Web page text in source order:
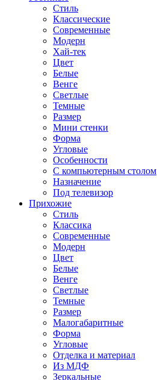
Стиль
Классические
Современные
Модерн
Хай-тек
Цвет
Белые
Венге
Светлые
Темные
Размер
Мини стенки
Форма
Угловые
Особенности
С компьютерным столом
Назначение
Под телевизор
Прихожие
Стиль
Классика
Современные
Модерн
Цвет
Белые
Венге
Светлые
Темные
Размер
Малогабаритные
Форма
Угловые
Отделка и материал
Из МДФ
Зеркальные